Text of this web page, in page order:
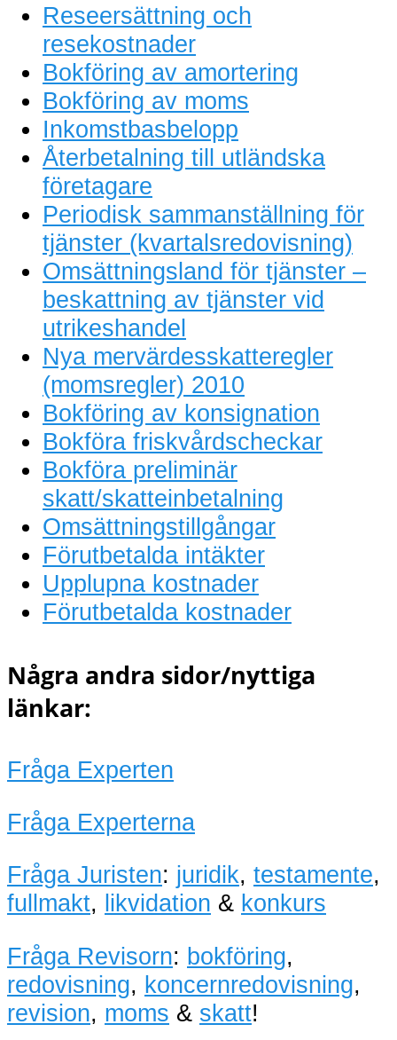
Reseersättning och
resekostnader
Bokföring av amortering
Bokföring av moms
Inkomstbasbelopp
Återbetalning till utländska
företagare
Periodisk sammanställning för
tjänster (kvartalsredovisning)
Omsättningsland för tjänster –
beskattning av tjänster vid
utrikeshandel
Nya mervärdesskatteregler
(momsregler) 2010
Bokföring av konsignation
Bokföra friskvårdscheckar
Bokföra preliminär
skatt/skatteinbetalning
Omsättningstillgångar
Förutbetalda intäkter
Upplupna kostnader
Förutbetalda kostnader
Några andra sidor/nyttiga
länkar:
Fråga Experten
Fråga Experterna
Fråga Juristen: juridik, testamente,
fullmakt, likvidation & konkurs
Fråga Revisorn: bokföring,
redovisning, koncernredovisning,
revision, moms & skatt!